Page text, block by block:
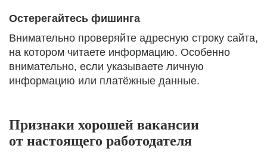
Остерегайтесь фишинга
Внимательно проверяйте адресную строку сайта,
на котором читаете информацию. Особенно
внимательно, если указываете личную
информацию или платёжные данные.
Признаки хорошей вакансии
от настоящего работодателя